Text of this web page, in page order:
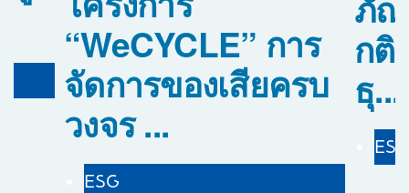
“WeCYCLE” การ
จัดการของเสียครบ
วงจร ...
ESG
กติ
ธุ...
ESG